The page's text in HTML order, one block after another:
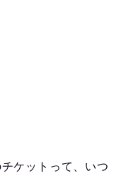
ケットって、いつ